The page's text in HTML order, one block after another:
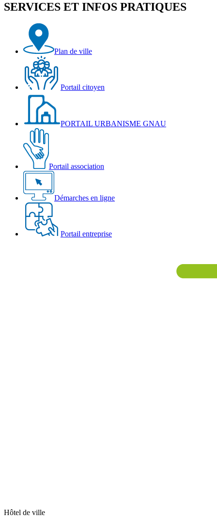
SERVICES ET INFOS PRATIQUES
Plan de ville
Portail citoyen
PORTAIL URBANISME GNAU
Portail association
Démarches en ligne
Portail entreprise
Hôtel de ville